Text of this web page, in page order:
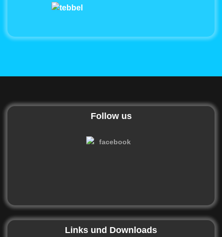
Follow us
Links und Downloads